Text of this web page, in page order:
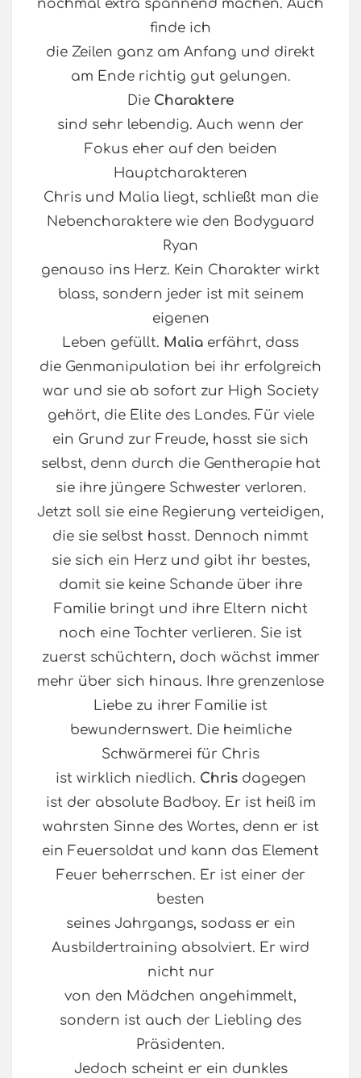
nochmal extra spannend machen. Auch
finde ich
die Zeilen ganz am Anfang und direkt
am Ende richtig gut gelungen.
Die Charaktere
sind sehr lebendig. Auch wenn der
Fokus eher auf den beiden
Hauptcharakteren
Chris und Malia liegt, schließt man die
Nebencharaktere wie den Bodyguard
Ryan
genauso ins Herz. Kein Charakter wirkt
blass, sondern jeder ist mit seinem
eigenen
Leben gefüllt. Malia erfährt, dass
die Genmanipulation bei ihr erfolgreich
war und sie ab sofort zur High Society
gehört, die Elite des Landes. Für viele
ein Grund zur Freude, hasst sie sich
selbst, denn durch die Gentherapie hat
sie ihre jüngere Schwester verloren.
Jetzt soll sie eine Regierung verteidigen,
die sie selbst hasst. Dennoch nimmt
sie sich ein Herz und gibt ihr bestes,
damit sie keine Schande über ihre
Familie bringt und ihre Eltern nicht
noch eine Tochter verlieren. Sie ist
zuerst schüchtern, doch wächst immer
mehr über sich hinaus. Ihre grenzenlose
Liebe zu ihrer Familie ist
bewundernswert. Die heimliche
Schwärmerei für Chris
ist wirklich niedlich. Chrisdagegen
ist der absolute Badboy. Er ist heiß im
wahrsten Sinne des Wortes, denn er ist
ein Feuersoldat und kann das Element
Feuer beherrschen. Er ist einer der
besten
seines Jahrgangs, sodass er ein
Ausbildertraining absolviert. Er wird
nicht nur
von den Mädchen angehimmelt,
sondern ist auch der Liebling des
Präsidenten.
Jedoch scheint er ein dunkles